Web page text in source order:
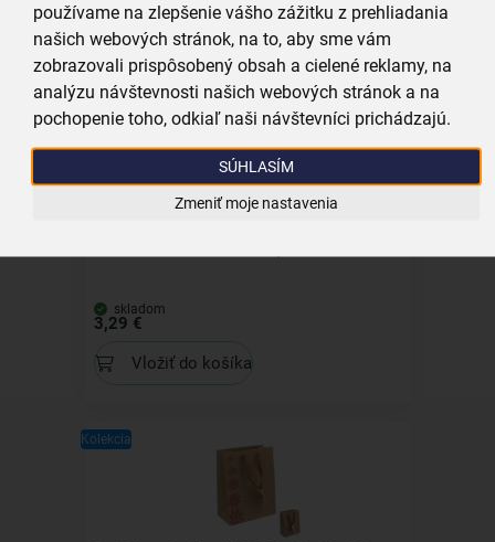
používame na zlepšenie vášho zážitku z prehliadania
našich webových stránok, na to, aby sme vám
zobrazovali prispôsobený obsah a cielené reklamy, na
analýzu návštevnosti našich webových stránok a na
pochopenie toho, odkiaľ naši návštevníci prichádzajú.
SÚHLASÍM
Zmeniť moje nastavenia
skladom
3,59 €
Vložiť do košíka
skladom
3,29 €
Vložiť do košíka
Kolekcia